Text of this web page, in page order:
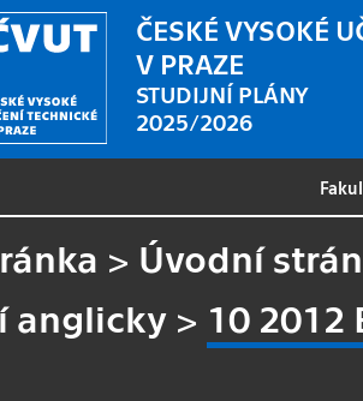
ČESKÉ VYSOKÉ
V PRAZE
STUDIJNÍ PLÁNY
2025/2026
> Úvodní
anglicky > 10 2012